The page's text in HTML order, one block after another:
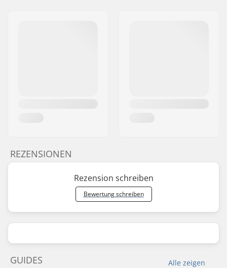
REZENSIONEN
Rezension schreiben
Bewertung schreiben
Alle zeigen
GUIDES